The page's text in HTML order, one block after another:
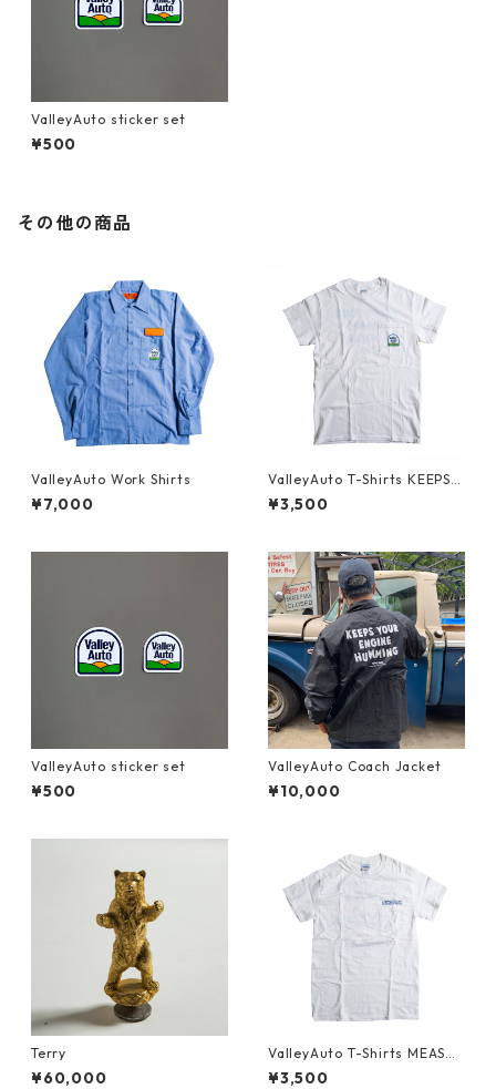
ValleyAuto sticker set
¥500
その他の商品
ValleyAuto Work Shirts
¥7,000
ValleyAuto T-Shirts KEEPS Y
OUR ENGINE HUMMING
¥3,500
ValleyAuto sticker set
¥500
ValleyAuto Coach Jacket
¥10,000
Terry
¥60,000
ValleyAuto T-Shirts MEASUR
E TWICE CUT ONCE (Back)
¥3,500